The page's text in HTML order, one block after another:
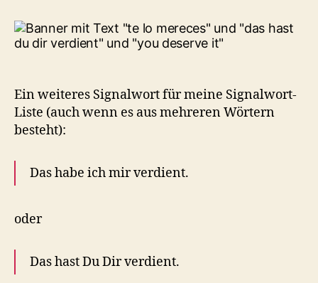
Ein weiteres Signalwort für meine Signalwort-
Liste (auch wenn es aus mehreren Wörtern
besteht):
Das habe ich mir verdient.
oder
Das hast Du Dir verdient.